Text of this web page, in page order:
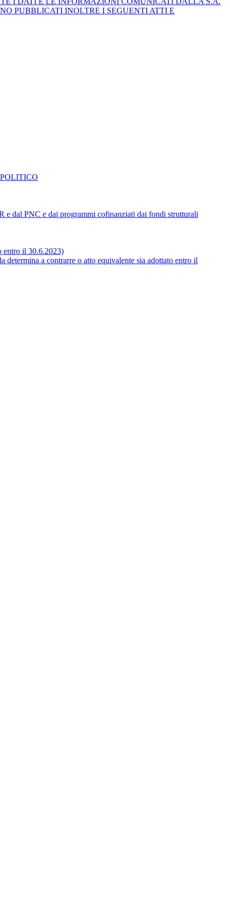
PUBBLICATI INOLTRE I SEGUENTI ATTI E
e dal PNC e dai programmi cofinanziati dai fondi strutturali
entro il 30.6.2023)
a contrarre o atto equivalente sia adottato entro il